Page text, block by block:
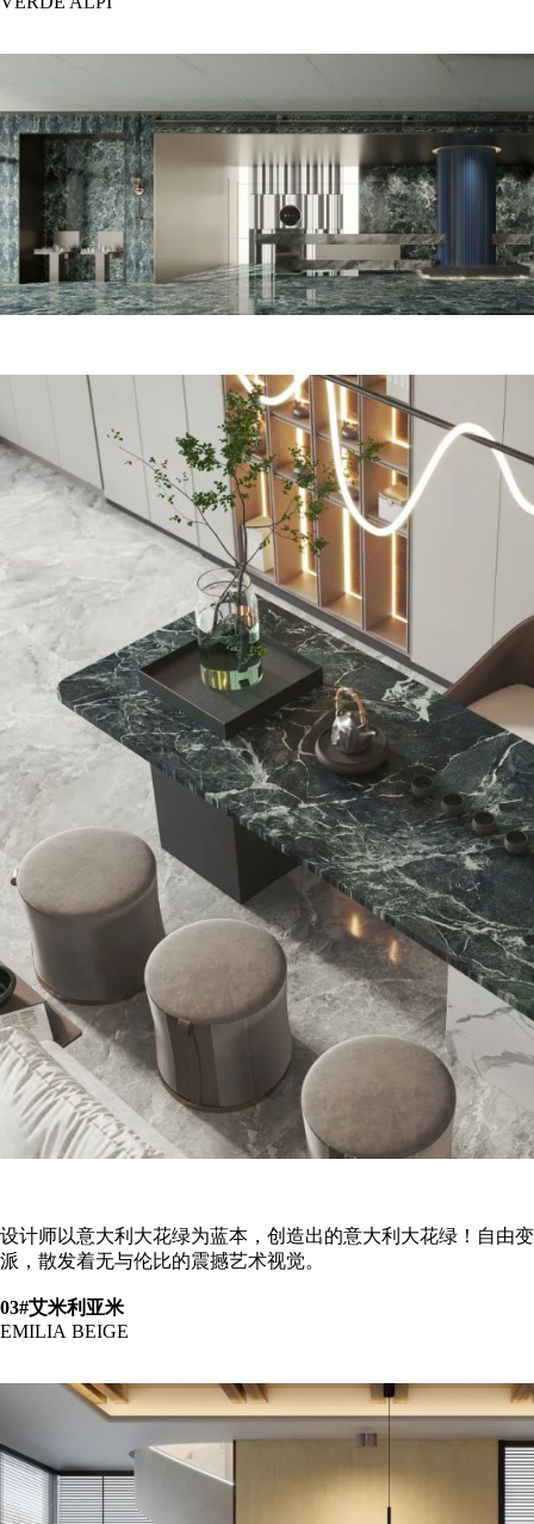
设计师以意大利大花绿为蓝本，创造出的意大利大花绿！自由
派，散发着无与伦比的震撼艺术视觉。
03#艾米利亚米
EMILIA BEIGE